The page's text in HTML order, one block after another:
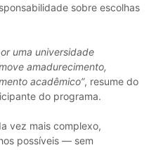
sobre escolhas
uma universidade
amadurecimento,
acadêmico”, resume do
do programa.
vez mais complexo,
possíveis — sem